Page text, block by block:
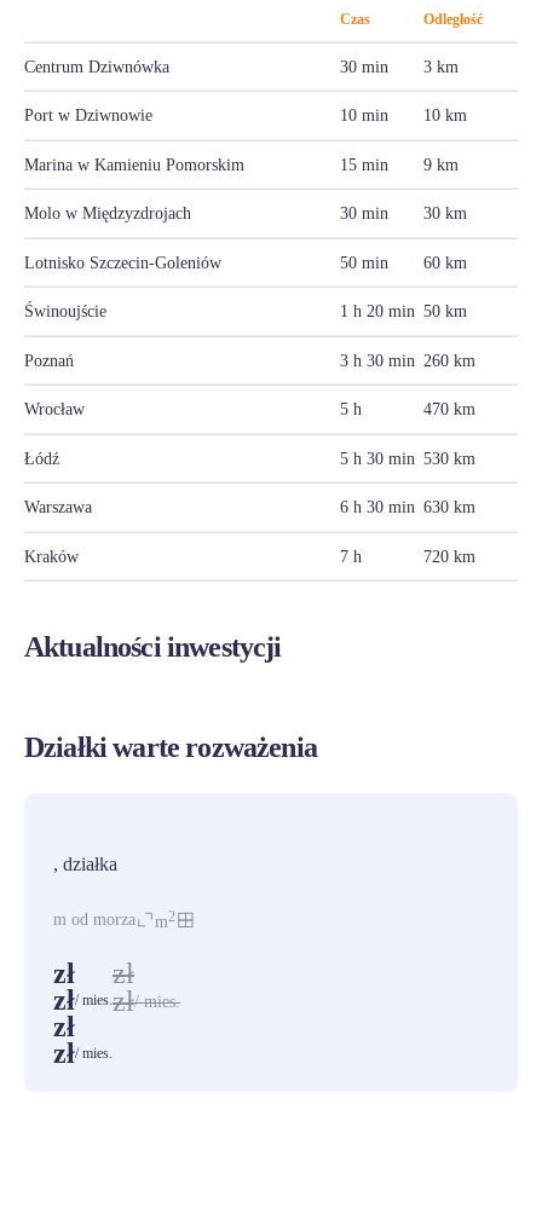
Czas Odległość
Centrum Dziwnówka 30 min 3 km
Port w Dziwnowie 10 min 10 km
Marina w Kamieniu Pomorskim 15 min 9 km
Molo w Międzyzdrojach 30 min 30 km
Lotnisko Szczecin-Goleniów 50 min 60 km
Świnoujście 1 h 20 min 50 km
Poznań 3 h 30 min 260 km
Wrocław 5 h 470 km
Łódź 5 h 30 min 530 km
Warszawa 6 h 30 min 630 km
Kraków 7 h 720 km
Aktualności inwestycji
Działki warte rozważenia
, działka
m od morza m2
zł
zł/ mies.
zł
zł/ mies.
zł
zł/ mies.